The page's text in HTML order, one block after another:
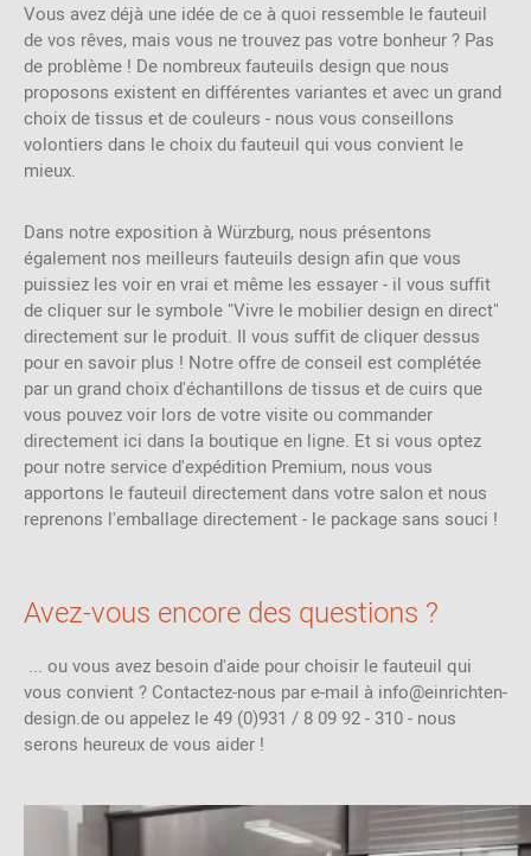
Vous avez déjà une idée de ce à quoi ressemble le fauteuil
de vos rêves, mais vous ne trouvez pas votre bonheur ? Pas
de problème ! De nombreux fauteuils design que nous
proposons existent en différentes variantes et avec un grand
choix de tissus et de couleurs - nous vous conseillons
volontiers dans le choix du fauteuil qui vous convient le
mieux.
Dans notre exposition à Würzburg, nous présentons
également nos meilleurs fauteuils design afin que vous
puissiez les voir en vrai et même les essayer - il vous suffit
de cliquer sur le symbole "Vivre le mobilier design en direct"
directement sur le produit. Il vous suffit de cliquer dessus
pour en savoir plus ! Notre offre de conseil est complétée
par un grand choix d'échantillons de tissus et de cuirs que
vous pouvez voir lors de votre visite ou commander
directement ici dans la boutique en ligne. Et si vous optez
pour notre service d'expédition Premium, nous vous
apportons le fauteuil directement dans votre salon et nous
reprenons l'emballage directement - le package sans souci !
Avez-vous encore des questions ?
... ou vous avez besoin d'aide pour choisir le fauteuil qui
vous convient ? Contactez-nous par e-mail à info@einrichten-
design.de ou appelez le 49 (0)931 / 8 09 92 - 310 - nous
serons heureux de vous aider !